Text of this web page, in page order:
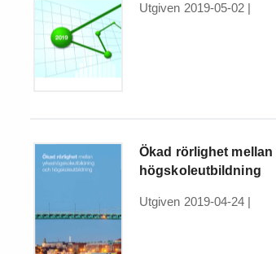
Utgiven 2019-05-02 |
Ökad rörlighet
högskoleutbildning
Utgiven 2019-04-24 |